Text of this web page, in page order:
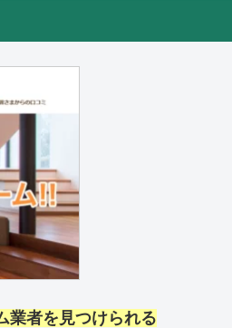
業者を見つけられる